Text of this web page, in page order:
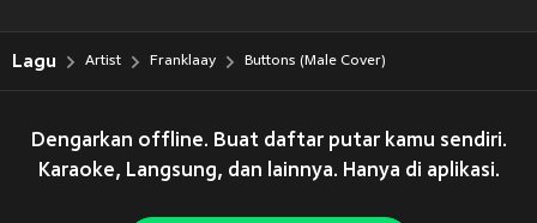
Lagu Artist Franklaay Buttons (Male Cover)
Dengarkan offline. Buat daftar putar kamu sendiri.
Karaoke, Langsung, dan lainnya. Hanya di aplikasi.